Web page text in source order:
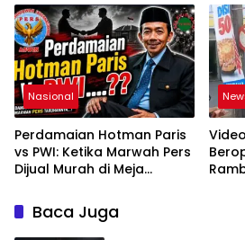
Jabatan kepada Publik
Oleh: Aceng Syamsul
Hadie, S.Sos., MM. Ketua
Dewan Pembina Pusat
ASWIN
Nasional
Perdamaian Hotman Paris
vs PWI: Ketika Marwah Pers
Dijual Murah di Meja
Syamsul Hadie (ASH)”
Baca Juga